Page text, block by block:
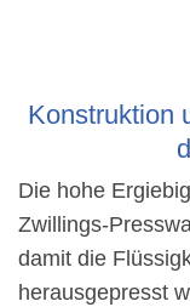
Konstruktion
Die hohe
Zwillings-
damit die
herausgepresst